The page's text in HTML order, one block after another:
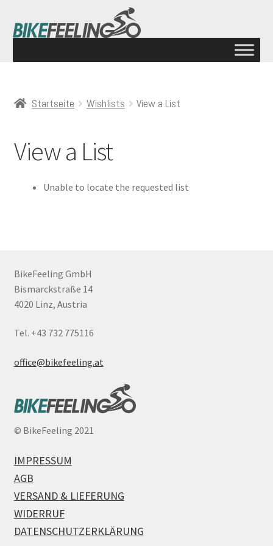
Startseite Wishlists View a List
View a List
Unable to locate the requested list
BikeFeeling GmbH
Bismarckstraße 14
4020 Linz, Austria
Tel. +43 732 775116
office@bikefeeling.at
© BikeFeeling 2021
IMPRESSUM
AGB
VERSAND & LIEFERUNG
WIDERRUF
DATENSCHUTZERKLÄRUNG